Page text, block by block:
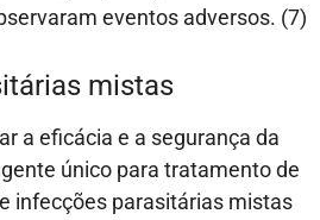
eventos adversos. (7)
mistas
a eficácia e a segurança da
único para tratamento de
infecções parasitárias mistas